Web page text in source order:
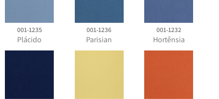
001-1235
Plácido
001-1236
Parisian
001-1232
Hortênsia